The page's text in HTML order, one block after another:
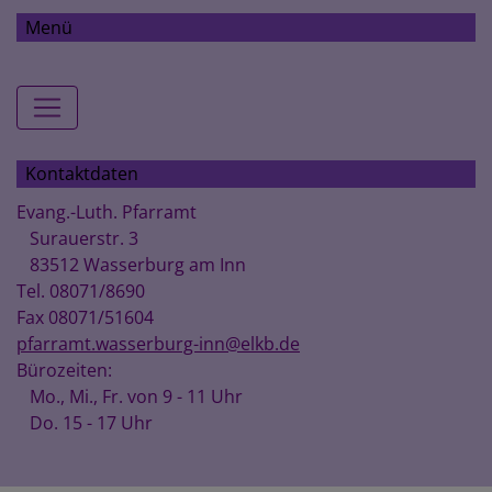
Menü
Hauptnavigation
Kontaktdaten
Evang.-Luth. Pfarramt
Surauerstr. 3
83512 Wasserburg am Inn
Tel. 08071/8690
Fax 08071/51604
pfarramt.wasserburg-inn@elkb.de
Bürozeiten:
Mo., Mi., Fr. von 9 - 11 Uhr
Do. 15 - 17 Uhr